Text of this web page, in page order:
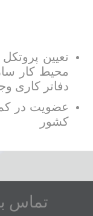
تعیین
محیط کار
دفاتر کاری
عضویت در
کشور
تماس